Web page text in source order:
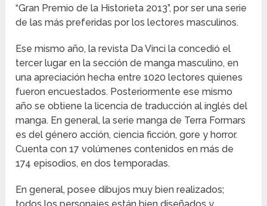
“Gran Premio de la Historieta 2013”, por ser una serie
de las más preferidas por los lectores masculinos.
Ese mismo año, la revista Da Vinci la concedió el
tercer lugar en la sección de manga masculino, en
una apreciación hecha entre 1020 lectores quienes
fueron encuestados. Posteriormente ese mismo
año se obtiene la licencia de traducción al inglés del
manga. En general, la serie manga de Terra Formars
es del género acción, ciencia ficción, gore y horror.
Cuenta con 17 volúmenes contenidos en más de
174 episodios, en dos temporadas.
En general, posee dibujos muy bien realizados;